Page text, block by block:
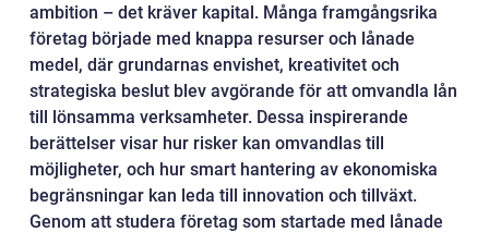
ambition – det kräver kapital. Många framgångsrika
företag började med knappa resurser och lånade
medel, där grundarnas envishet, kreativitet och
strategiska beslut blev avgörande för att omvandla lån
till lönsamma verksamheter. Dessa inspirerande
berättelser visar hur risker kan omvandlas till
möjligheter, och hur smart hantering av ekonomiska
begränsningar kan leda till innovation och tillväxt.
Genom att studera företag som startade med lånade